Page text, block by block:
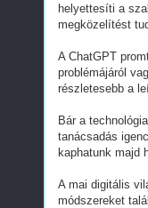
helyettesíti a
megközelítést
A ChatGPT
problémájáról
részletesebb a
Bár a
tanácsadás
kaphatunk majd
A mai digitális
módszereket